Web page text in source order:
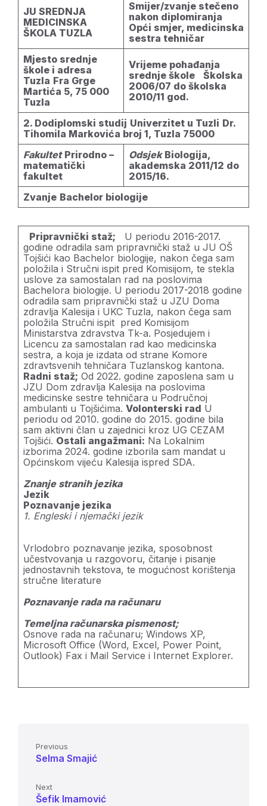
JU SREDNJA
MEDICINSKA
ŠKOLA TUZLA
Smijer/zvanje stečeno
nakon diplomiranja
Opći smjer, medicinska
sestra tehničar
Mjesto srednje
škole i adresa
Tuzla Fra Grge
Martića 5, 75 000
Tuzla
Vrijeme pohađanja
srednje škole
Školska
2006/07 do školska
2010/11 god.
2. Dodiplomski studij Univerzitet u Tuzli Dr.
Tihomila Markovića broj 1, Tuzla 75000
Fakultet Prirodno –
matematički
fakultet
Odsjek Biologija,
akademska 2011/12 do
2015/16.
Zvanje Bachelor biologije
Pripravnički staž; U periodu 2016-2017.
godine odradila sam pripravnički staž u JU OŠ
Tojšići kao Bachelor biologije, nakon čega sam
položila i Stručni ispit pred Komisijom, te stekla
uslove za samostalan rad na poslovima
Bachelora biologije. U periodu 2017-2018 godine
odradila sam pripravnički staž u JZU Doma
zdravlja Kalesija i UKC Tuzla, nakon čega sam
položila Stručni ispit pred Komisijom
Ministarstva zdravstva Tk-a. Posjedujem i
Licencu za samostalan rad kao medicinska
sestra, a koja je izdata od strane Komore
zdravtsvenih tehničara Tuzlanskog kantona.
Radni staž; Od 2022. godine zaposlena sam u
JZU Dom zdravlja Kalesija na poslovima
medicinske sestre tehničara u Područnoj
ambulanti u Tojšićima. Volonterski rad U
periodu od 2010. godine do 2015. godine bila
sam aktivni član u zajednici kroz UG CEZAM
Tojšići. Ostali angažmani: Na Lokalnim
izborima 2024. godine izborila sam mandat u
Općinskom vijeću Kalesija ispred SDA.
Znanje stranih jezika
Jezik
Poznavanje jezika
1. Engleski i njemački jezik
Vrlodobro poznavanje jezika, sposobnost
učestvovanja u razgovoru, čitanje i pisanje
jednostavnih tekstova, te mogućnost korištenja
stručne literature
Poznavanje rada na računaru
Temeljna računarska pismenost;
Osnove rada na računaru; Windows XP,
Microsoft Office (Word, Excel, Power Point,
Outlook) Fax i Mail Service i Internet Explorer.
Previous
Selma Smajić
Next
Šefik Imamović